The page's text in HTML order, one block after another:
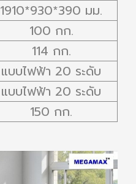
1910*930*390 มม.
100 กก.
114 กก.
แบบไฟฟ้า 20 ระดับ
แบบไฟฟ้า 20 ระดับ
150 กก.